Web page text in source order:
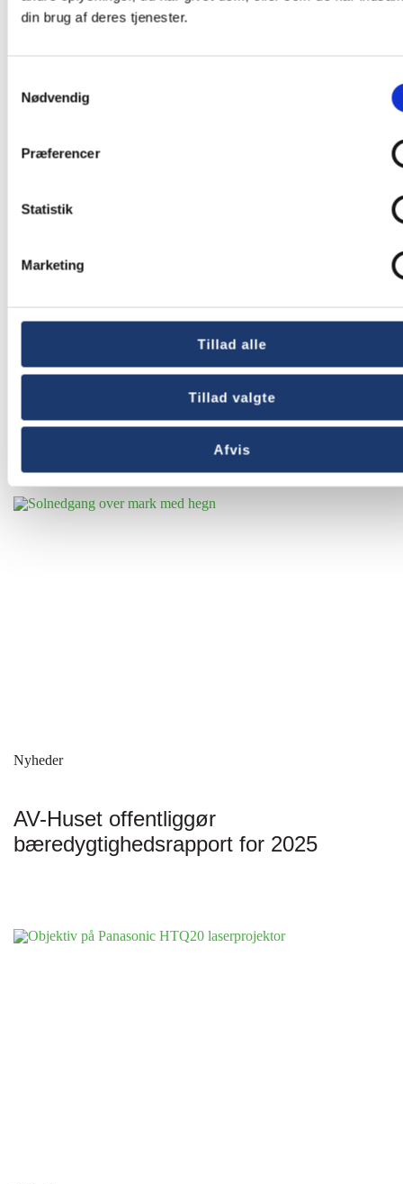
din brug af deres tjenester.
Nødvendig
Præferencer
Statistik
Marketing
Tillad alle
Tillad valgte
Afvis
Andre nyheder
Nyheder
AV-Huset offentliggør
bæredygtighedsrapport for 2025